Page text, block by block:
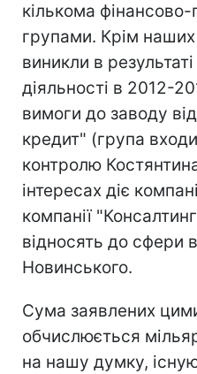
кількома
групами. Крім наших
виникли в
діяльності в 2012-
вимоги до заводу
кредит" (група
контролю
інтересах діє
компанії
відносять до сфери
Новинського.
Сума заявлених
обчислюється
на нашу думку,